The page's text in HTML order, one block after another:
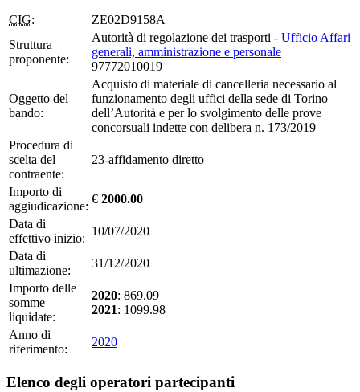
CIG:
ZE02D9158A
Struttura
proponente:
Autorità di regolazione dei trasporti - Ufficio Affari
generali, amministrazione e personale
97772010019
Oggetto del
bando:
Acquisto di materiale di cancelleria necessario al
funzionamento degli uffici della sede di Torino
dell’Autorità e per lo svolgimento delle prove
concorsuali indette con delibera n. 173/2019
Procedura di
scelta del
contraente:
23-affidamento diretto
Importo di
aggiudicazione:
€ 2000.00
Data di
effettivo inizio:
10/07/2020
Data di
ultimazione:
31/12/2020
Importo delle
somme
liquidate:
2020: 869.09
2021: 1099.98
Anno di
riferimento:
2020
Elenco degli operatori partecipanti